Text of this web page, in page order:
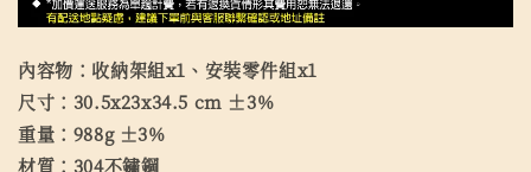
內容物：收納架組x1、安裝零件組x1
尺寸：30.5x23x34.5 cm ±3%
重量：988g ±3%
材質：304不鏽鋼